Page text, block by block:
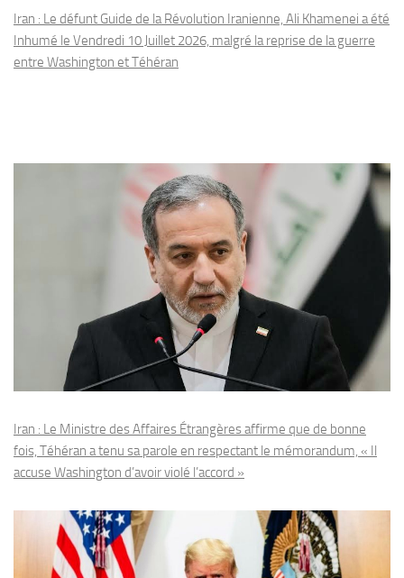
Iran : Le défunt Guide de la Révolution Iranienne, Ali Khamenei a été
Inhumé le Vendredi 10 Juillet 2026, malgré la reprise de la guerre
entre Washington et Téhéran
Iran : Le Ministre des Affaires Étrangères affirme que de bonne
fois, Téhéran a tenu sa parole en respectant le mémorandum, « Il
accuse Washington d’avoir violé l’accord »